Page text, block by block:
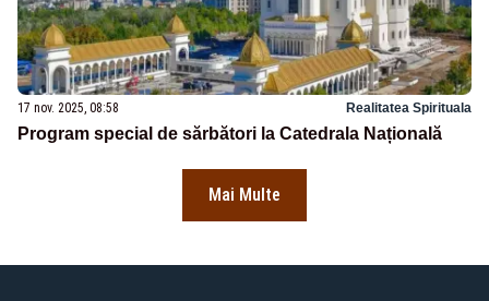
17 nov. 2025, 08:58 Realitatea Spirituala
Program special de sărbători la Catedrala Națională
Mai Multe